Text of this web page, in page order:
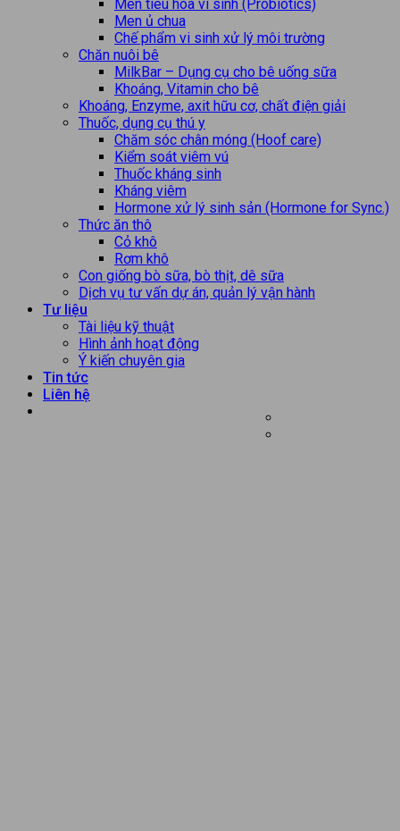
Men tiêu hóa vi sinh (Probiotics)
Men ủ chua
Chế phẩm vi sinh xử lý môi trường
Chăn nuôi bê
MilkBar – Dụng cụ cho bê uống sữa
Khoáng, Vitamin cho bê
Khoáng, Enzyme, axit hữu cơ, chất điện giải
Thuốc, dụng cụ thú y
Chăm sóc chân móng (Hoof care)
Kiểm soát viêm vú
Thuốc kháng sinh
Kháng viêm
Hormone xử lý sinh sản (Hormone for Sync.)
Thức ăn thô
Cỏ khô
Rơm khô
Con giống bò sữa, bò thịt, dê sữa
Dịch vụ tư vấn dự án, quản lý vận hành
Tư liệu
Tài liệu kỹ thuật
Hình ảnh hoạt động
Ý kiến chuyên gia
Tin tức
Liên hệ